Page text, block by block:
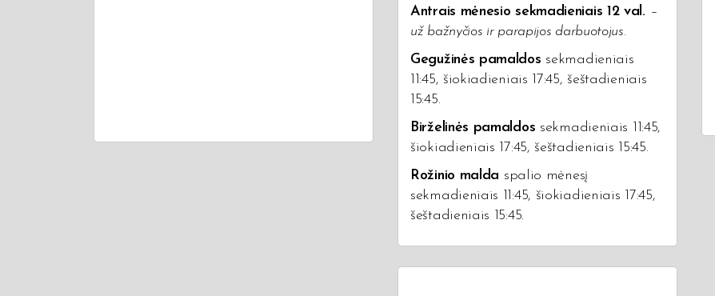
Antrais mėnesio sekmadieniais 12 val. –
už bažnyčios ir parapijos darbuotojus.
Gegužinės pamaldos sekmadieniais
11:45, šiokiadieniais 17:45, šeštadieniais
15:45.
Birželinės pamaldos sekmadieniais 11:45,
šiokiadieniais 17:45, šeštadieniais 15:45.
Rožinio malda spalio mėnesį
sekmadieniais 11:45, šiokiadieniais 17:45,
šeštadieniais 15:45.